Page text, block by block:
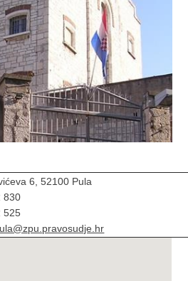
6, 52100 Pula
830
525